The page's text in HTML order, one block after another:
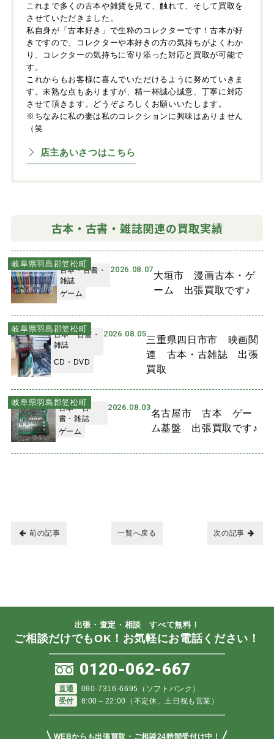
これまで多くの古本や雑貨を見て、触れて、そして買取を
させていただきました。
私自身が「古本好き」で生粋のコレクターです！古本が好
きですので、コレクターや本好きの方の気持ちがよくわか
り、コレクターの気持ちに寄り添った対応と買取が可能で
す。
これからもお客様に喜んでいただけるように努めていきま
す。未熟な点もありますが、精一杯誠心誠意、丁寧に対応
させて頂きます。どうぞよろしくお願いいたします。
※ちなみに私の妻は私のコレクションに興味はありません
（笑
店主あいさつはこちら
古本・古書・雑誌関連の買取実績
岐阜県羽島郡笠松町
古本・古書・
雑誌
ゲーム
2026.08.07
大垣市 漫画古本・ゲ
ーム 出張買取です♪
岐阜県羽島郡笠松町
古本・古書・
雑誌
CD・DVD
2026.08.05
三重県四日市市 映画関
連 古本・古雑誌 出張
買取
岐阜県羽島郡笠松町
古本・古
書・雑誌
ゲーム
2026.08.03
名古屋市 古本 ゲー
ム基盤 出張買取です♪
次の記事
一覧へ戻る
前の記事
出張・査定・相談 すべて無料！
ご相談だけでもOK！お気軽にお電話ください！
0120-062-667
直通
090-7316-6695（ソフトバンク）
受付
8:00～22:00（不定休、土日祝も営業）
WEBからも出張買取・ご相談24時間受付け中！